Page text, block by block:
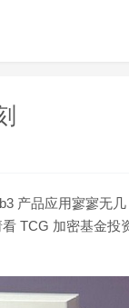
产品应用寥寥无
TCG 加密基金投